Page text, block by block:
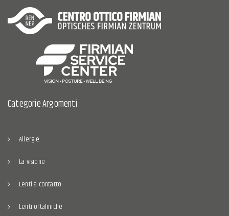
Categorie Argomenti
Allergie
La visione
Lenti a contatto
Lenti oftalmiche